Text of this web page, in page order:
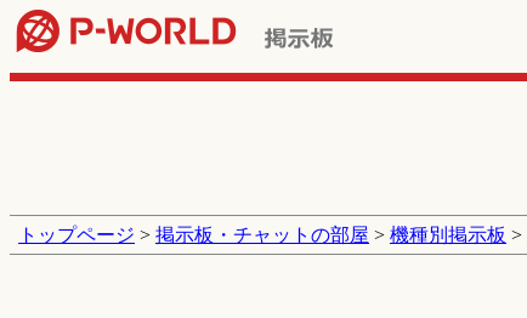
トップページ > 掲示板・チャットの部屋 > 機種別掲示板 >